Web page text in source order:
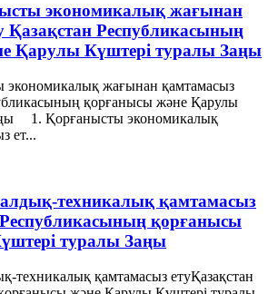
экономикалық жағынан
Қазақстан Республикасының
Қарулы Күштері туралы Заңы
экономикалық жағынан қамтамасыз
қорғанысы және Қарулы
1. Қорғанысты экономикалық
ет...
техникалық қамтамасыз
қорғанысы
туралы Заңы
техникалық қамтамасыз етуҚазақстан